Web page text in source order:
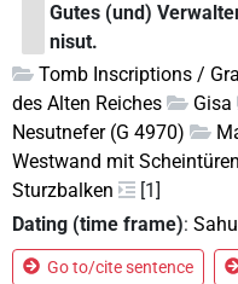
Gutes (und)
nisut.
Tomb Inscriptions /
des Alten Reiches
Gisa
Nesutnefer (G 4970)
Westwand mit Scheintüren
Sturzbalken
[1]
Dating (time frame):
Go to/cite sentence